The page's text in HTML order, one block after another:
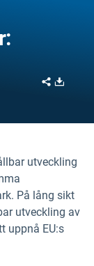
Share
utveckling
På lång sikt
utveckling av
uppnå EU:s